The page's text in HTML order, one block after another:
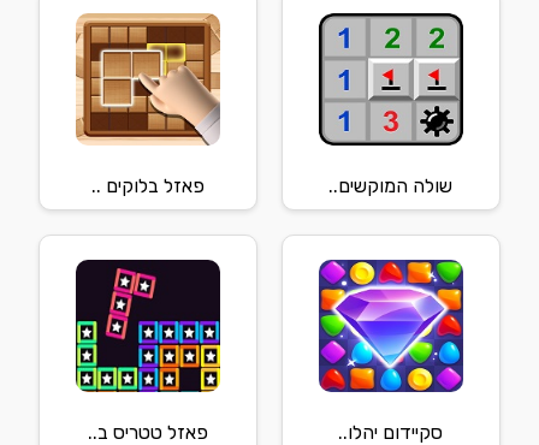
שולה המוקשים.. פאזל בלוקים ..
סקיידום יהלו.. פאזל טטריס ב..